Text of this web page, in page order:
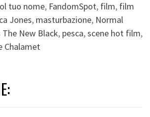
tuo nome, FandomSpot, film, film
Jones, masturbazione, Normal
The New Black, pesca,scene hot film,
Chalamet